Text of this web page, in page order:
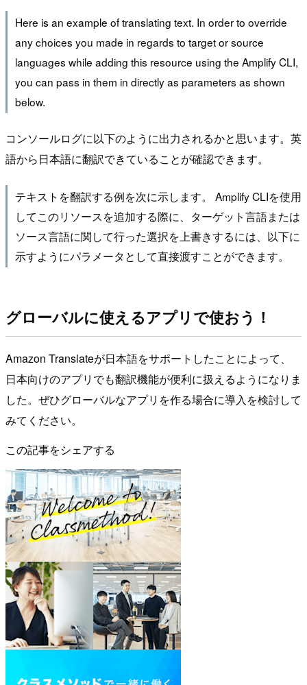
Here is an example of translating text. In order to override
any choices you made in regards to target or source
languages while adding this resource using the Amplify CLI,
you can pass in them in directly as parameters as shown
below.
コンソールログに以下のように出力されるかと思います。英
語から日本語に翻訳できていることが確認できます。
テキストを翻訳する例を次に示します。 Amplify CLIを使用
してこのリソースを追加する際に、ターゲット言語または
ソース言語に関して行った選択を上書きするには、以下に
示すようにパラメータとして直接渡すことができます。
グローバルに使えるアプリで使おう！
Amazon Translateが日本語をサポートしたことによって、
日本向けのアプリでも翻訳機能が便利に扱えるようになりま
した。ぜひグローバルなアプリを作る場合に導入を検討して
みてください。
この記事をシェアする